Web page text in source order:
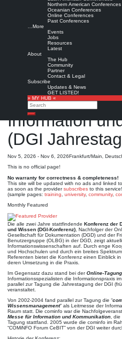
Northern American Conferences
Oceanian Conferences
Online Conferences
Past Conferences
…More
Events
Jobs
Resources
Latest
About
The Hub
Community
Partner
Contact & Legal
Subscribe
Updates & News
GET LISTED!
» MY HUB «
Search
Search
“Peace does not mean an absence of conflicts;
solving these differences through peaceful means;
through humane ways.” – Dalai Lama XIV
Jahrestagung
Deutschen
Information
(DGI
Nov 5, 2026 - Nov 6, 2026Frankfurt/Main,
This is no official page!
No warranty for correctness & completeness!
This site will be updated with no ads and linked
as soon as the providersubscribes to this service!
(sample pages: training university, community,
Monthly Featured
Die alle zwei Jahre stattfindende Konferenz der
und Wissen (DGI-Konferenz) , Nachfolger der
Gesellschaft für Dokumentation (DGD) und der
Benutzergruppe (OLBG) in der DGD, zeigt
Informationswissenschaften auf. Durch enge
und Hochschulen und durch ein breites
Referenten bietet die Konferenz einen Einblick
deren Umsetzung in die Praxis.
Im Gegensatz dazu stand bei derOnline-Tagung
Informationsspezialisten die Informationspraxis
parallel zur Tagung die Jahrestagung der DGI
veranstaltet.
Von 2002-2004 fand parallel zur Tagung die “
Wissensmanagement” als Leitmesse der
Raum statt. Die cominfo war die
Messe für Information und Kommunikation ,
Tagung stattfand. 2005 wurde die cominfo im
“COMiNFO Forum CeBIT” von der DGI weiter